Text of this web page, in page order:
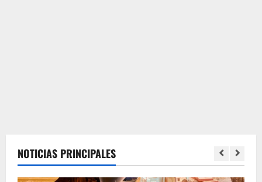
NOTICIAS PRINCIPALES